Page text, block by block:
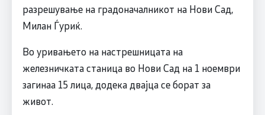
разрешување на градоначалникот на Нови Сад,
Милан Ѓуриќ.
Во уривањето на настрешницата на
железничката станица во Нови Сад на 1 ноември
загинаа 15 лица, додека двајца се борат за
живот.